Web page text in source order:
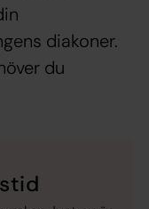
diakoner.
du